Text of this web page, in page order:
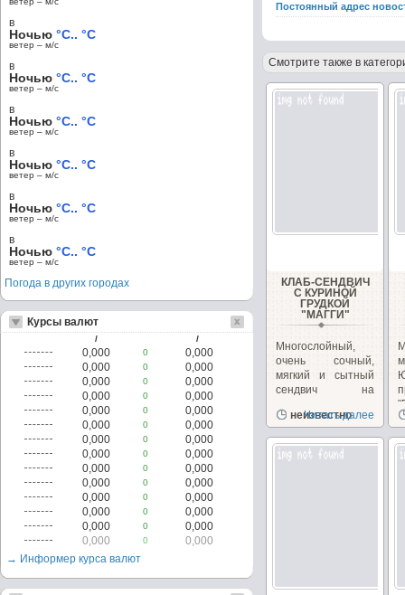
Постоянный адрес
Смотрите также в
КЛАБ-СЕНДВИЧ
С КУРИНОЙ
ГРУДКОЙ
"МАГГИ"
Многослойный,
очень сочный,
мягкий и сытный
сендвич на
закуску!...
неизвестно
Читать далее
в
Ночью °C.. °C
ветер – м/c
в
Ночью °C.. °C
ветер – м/c
в
Ночью °C.. °C
ветер – м/c
в
Ночью °C.. °C
ветер – м/c
в
Ночью °C.. °C
ветер – м/c
в
Ночью °C.. °C
ветер – м/c
Погода в других городах
Курсы валют
/ /
0,000 0
0,000
0,000
0
0,000
0,000
0
0,000
0,000
0
0,000
0,000
0
0,000
0,000
0
0,000
0,000
0
0,000
0,000
0
0,000
0,000
0
0,000
0,000
0
0,000
0,000
0
0,000
0,000
0
0,000
0,000
0
0,000
0,000
0
0,000
→ Информер курса валют